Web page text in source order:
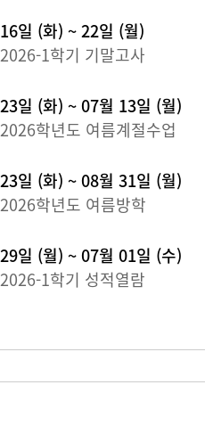
16일 (화) ~ 22일 (월)
2026-1학기 기말고사
23일 (화) ~ 07월 13일 (월)
2026학년도 여름계절수업
23일 (화) ~ 08월 31일 (월)
2026학년도 여름방학
29일 (월) ~ 07월 01일 (수)
2026-1학기 성적열람